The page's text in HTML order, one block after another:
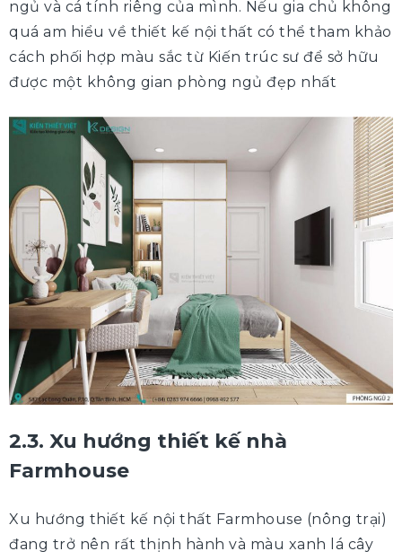
ngủ và cá tính riêng của mình. Nếu gia chủ không
quá am hiểu về thiết kế nội thất có thể tham khảo
cách phối hợp màu sắc từ Kiến trúc sư để sở hữu
được một không gian phòng ngủ đẹp nhất
2.3. Xu hướng thiết kế nhà
Farmhouse
Xu hướng thiết kế nội thất Farmhouse (nông trại)
đang trở nên rất thịnh hành và màu xanh lá cây